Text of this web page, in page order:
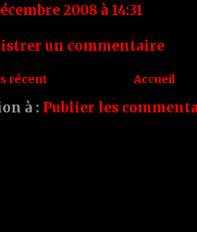
2008 à 14:31
un commentaire
récent Accueil
à : Publier les